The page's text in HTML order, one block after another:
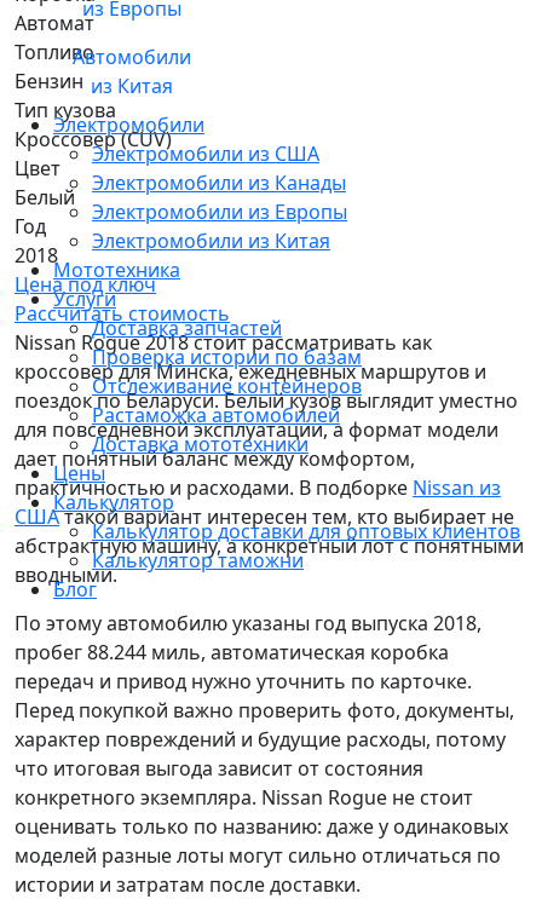
из Европы
Автомобили
из Китая
Электромобили
Электромобили из США
Электромобили из Канады
Электромобили из Европы
Электромобили из Китая
Мототехника
Услуги
Доставка запчастей
Проверка истории по базам
Отслеживание контейнеров
Растаможка автомобилей
Доставка мототехники
Цены
Калькулятор
Калькулятор доставки для оптовых клиентов
Калькулятор таможни
Блог
Автомат
Топливо
Бензин
Тип кузова
Кроссовер (CUV)
Цвет
Белый
Год
2018
Цена под ключ
Рассчитать стоимость
Nissan Rogue 2018 стоит рассматривать как
кроссовер для Минска, ежедневных маршрутов и
поездок по Беларуси. Белый кузов выглядит уместно
для повседневной эксплуатации, а формат модели
дает понятный баланс между комфортом,
практичностью и расходами. В подборке Nissan из
СШАтакой вариант интересен тем, кто выбирает не
абстрактную машину, а конкретный лот с понятными
вводными.
По этому автомобилю указаны год выпуска 2018,
пробег 88.244 миль, автоматическая коробка
передач и привод нужно уточнить по карточке.
Перед покупкой важно проверить фото, документы,
характер повреждений и будущие расходы, потому
что итоговая выгода зависит от состояния
конкретного экземпляра. Nissan Rogue не стоит
оценивать только по названию: даже у одинаковых
моделей разные лоты могут сильно отличаться по
истории и затратам после доставки.